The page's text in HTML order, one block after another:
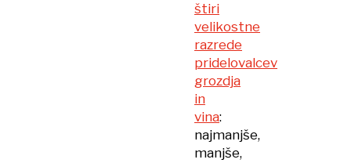
štiri
velikostne
razrede
pridelovalcev
grozdja
in
vina:
najmanjše,
manjše,